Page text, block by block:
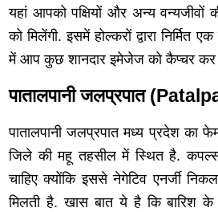
यहां आपको पक्षियों और अन्य वन्यजीवों
को मिलेंगी. इसमें होल्करों द्वारा निर्मित
में आप कुछ शानदार इमेजेज को कैप्चर
पातालपानी जलप्रपात
पातालपानी जलप्रपात मध्य प्रदेश का
जिले की महू तहसील में स्थित है.
चाहिए क्योंकि इससे नेगेटिव एनर्जी
मिलती है. खास बात ये है कि बारिश